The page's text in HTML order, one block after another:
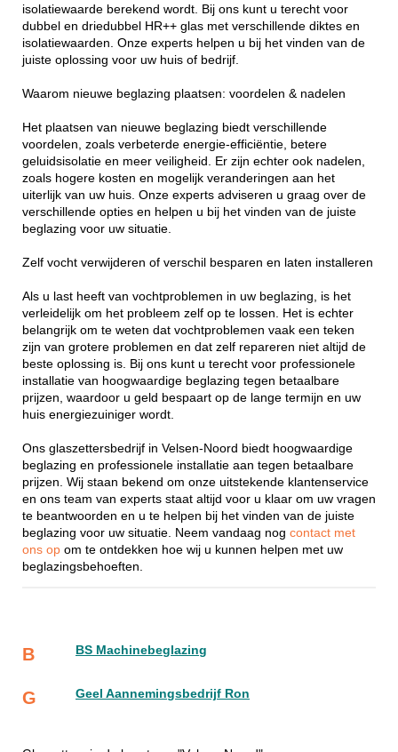
isolatiewaarde berekend wordt. Bij ons kunt u terecht voor
dubbel en driedubbel HR++ glas met verschillende diktes en
isolatiewaarden. Onze experts helpen u bij het vinden van de
juiste oplossing voor uw huis of bedrijf.
Waarom nieuwe beglazing plaatsen: voordelen & nadelen
Het plaatsen van nieuwe beglazing biedt verschillende
voordelen, zoals verbeterde energie-efficiëntie, betere
geluidsisolatie en meer veiligheid. Er zijn echter ook nadelen,
zoals hogere kosten en mogelijk veranderingen aan het
uiterlijk van uw huis. Onze experts adviseren u graag over de
verschillende opties en helpen u bij het vinden van de juiste
beglazing voor uw situatie.
Zelf vocht verwijderen of verschil besparen en laten installeren
Als u last heeft van vochtproblemen in uw beglazing, is het
verleidelijk om het probleem zelf op te lossen. Het is echter
belangrijk om te weten dat vochtproblemen vaak een teken
zijn van grotere problemen en dat zelf repareren niet altijd de
beste oplossing is. Bij ons kunt u terecht voor professionele
installatie van hoogwaardige beglazing tegen betaalbare
prijzen, waardoor u geld bespaart op de lange termijn en uw
huis energiezuiniger wordt.
Ons glaszettersbedrijf in Velsen-Noord biedt hoogwaardige
beglazing en professionele installatie aan tegen betaalbare
prijzen. Wij staan bekend om onze uitstekende klantenservice
en ons team van experts staat altijd voor u klaar om uw vragen
te beantwoorden en u te helpen bij het vinden van de juiste
beglazing voor uw situatie. Neem vandaag nog contact met
ons op om te ontdekken hoe wij u kunnen helpen met uw
beglazingsbehoeften.
B BS Machinebeglazing
G Geel Aannemingsbedrijf Ron